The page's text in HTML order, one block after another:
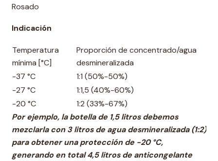
Rosado
Indicación
Temperatura
mínima [°C]
Proporción de concentrado/agua
desmineralizada
-37 °C
1:1 (50%-50%)
-27 °C
1:1,5 (40%-60%)
-20 °C
1:2 (33%-67%)
Por ejemplo, la botella de 1,5 litros debemos
mezclarla con 3 litros de agua desmineralizada (1:2)
para obtener una protección de -20 °C,
generando en total 4,5 litros de anticongelante